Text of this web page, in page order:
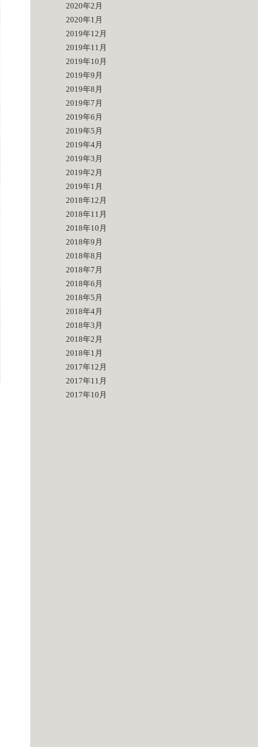
2020年2月
2020年1月
2019年12月
2019年11月
2019年10月
2019年9月
2019年8月
2019年7月
2019年6月
2019年5月
2019年4月
2019年3月
2019年2月
2019年1月
2018年12月
2018年11月
2018年10月
2018年9月
2018年8月
2018年7月
2018年6月
2018年5月
2018年4月
2018年3月
2018年2月
2018年1月
2017年12月
2017年11月
2017年10月